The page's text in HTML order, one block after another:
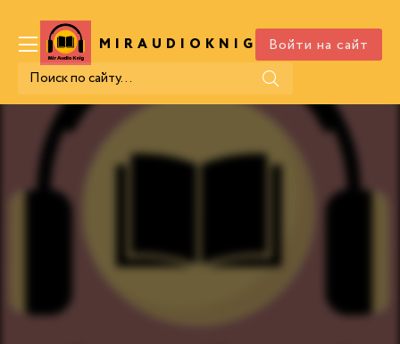
MIRAUDIOKNIG .COM
Войти на сайт